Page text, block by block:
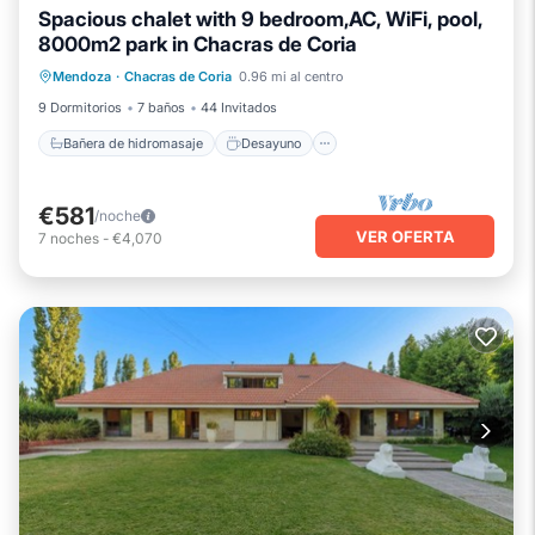
Spacious chalet with 9 bedroom,AC, WiFi, pool,
8000m2 park in Chacras de Coria
Mendoza · Chacras de Coria 0.96 mi al centro
9 Dormitorios
7 baños 44 Invitados
Bañera de hidromasaje Desayuno
Bañera de hidromasaje
Desayuno
Aparcamiento
Piscina
€581/noche
7 noches - €4,070 VER OFERTA